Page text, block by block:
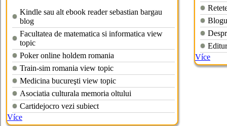
Kindle sau alt ebook reader sebastian bargau
blog
Facultatea de matematica si informatica view
topic
Poker online holdem romania
Train-sim romania view topic
Medicina bucureşti view topic
Asociatia culturala memoria oltului
Cartidejocro vezi subiect
Více
Více